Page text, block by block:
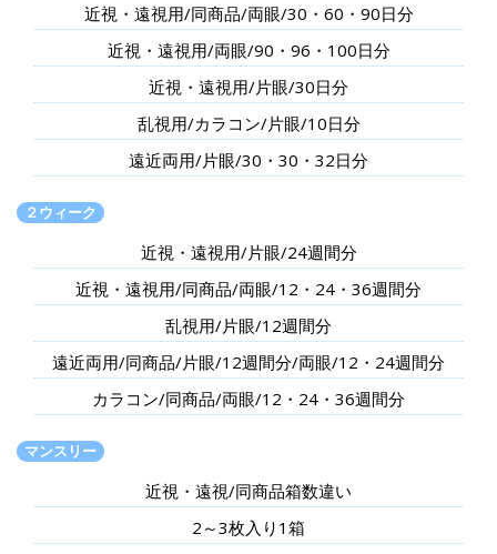
近視・遠視用/同商品/両眼/30・60・90日分
近視・遠視用/両眼/90・96・100日分
近視・遠視用/片眼/30日分
乱視用/カラコン/片眼/10日分
遠近両用/片眼/30・30・32日分
２ウィーク
近視・遠視用/片眼/24週間分
近視・遠視用/同商品/両眼/12・24・36週間分
乱視用/片眼/12週間分
遠近両用/同商品/片眼/12週間分/両眼/12・24週間分
カラコン/同商品/両眼/12・24・36週間分
マンスリー
近視・遠視/同商品箱数違い
2～3枚入り1箱